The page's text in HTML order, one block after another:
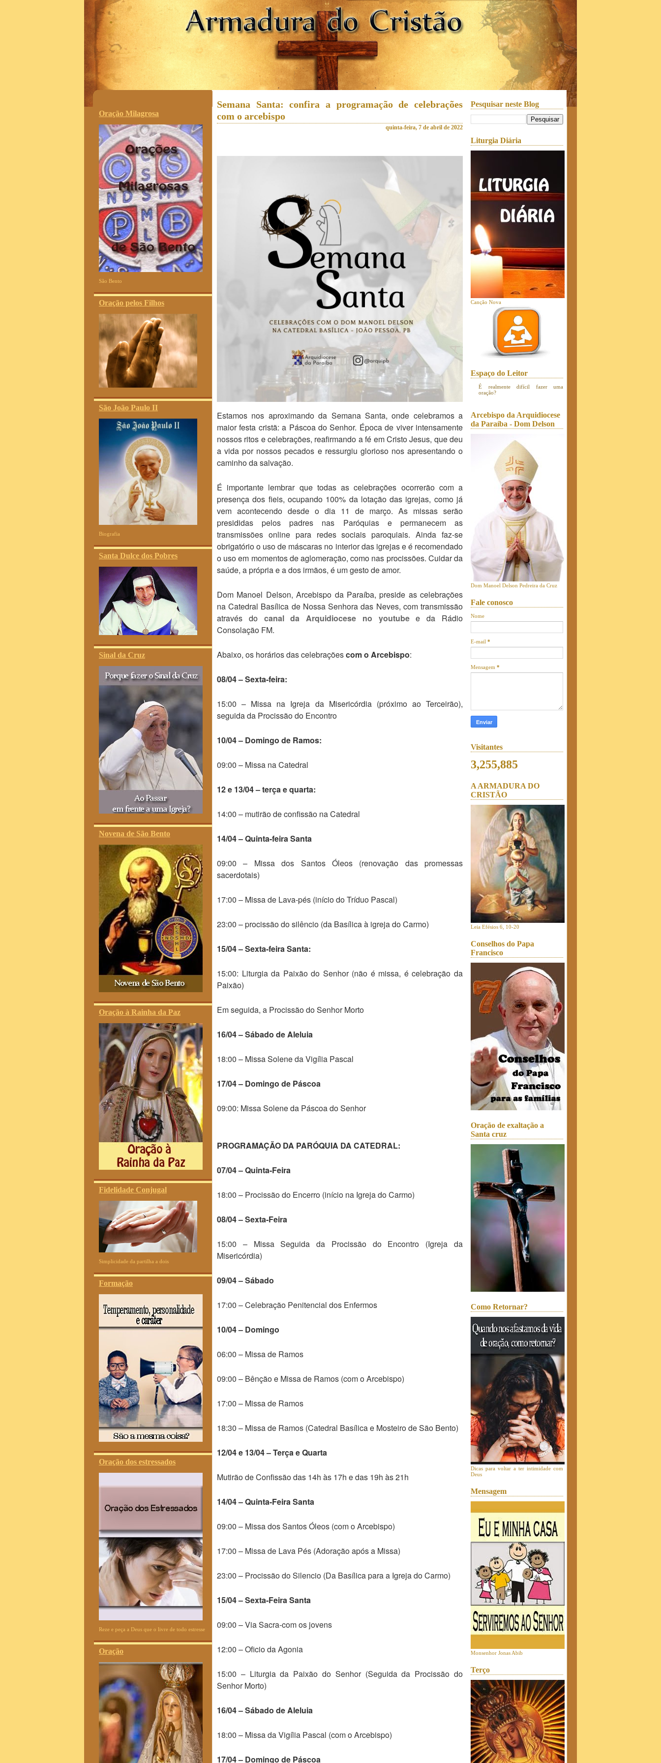
.
Oração Milagrosa
São Bento
Oração pelos Filhos
São João Paulo II
Biografia
Santa Dulce dos Pobres
Sinal da Cruz
Novena de São Bento
Oração à Rainha da Paz
Fidelidade Conjugal
Simplicidade da partilha a dois
Formação
Oração dos estressados
Reze e peça a Deus que o livre de todo estresse
Oração
Semana Santa: confira a programação de celebrações
com o arcebispo
quinta-feira, 7 de abril de 2022
Estamos nos aproximando da Semana Santa, onde celebramos a
maior festa cristã: a Páscoa do Senhor. Época de viver intensamente
nossos ritos e celebrações, reafirmando a fé em Cristo Jesus, que deu
a vida por nossos pecados e ressurgiu glorioso nos apresentando o
caminho da salvação.
É importante lembrar que todas as celebrações ocorrerão com a
presença dos fieis, ocupando 100% da lotação das igrejas, como já
vem acontecendo desde o dia 11 de março. As missas serão
presididas pelos padres nas Paróquias e permanecem as
transmissões online para redes sociais paroquiais. Ainda faz-se
obrigatório o uso de máscaras no interior das igrejas e é recomendado
o uso em momentos de aglomeração, como nas procissões. Cuidar da
saúde, a própria e a dos irmãos, é um gesto de amor.
Dom Manoel Delson, Arcebispo da Paraíba, preside as celebrações
na Catedral Basílica de Nossa Senhora das Neves, com transmissão
através do canal da Arquidiocese no youtubee da Rádio
Consolação FM.
Abaixo, os horários das celebraçõescom o Arcebispo:
08/04 – Sexta-feira:
15:00 – Missa na Igreja da Misericórdia (próximo ao Terceirão),
seguida da Procissão do Encontro
10/04 – Domingo de Ramos:
09:00 – Missa na Catedral
12 e 13/04 – terça e quarta:
14:00 – mutirão de confissão na Catedral
14/04 – Quinta-feira Santa
09:00 – Missa dos Santos Óleos (renovação das promessas
sacerdotais)
17:00 – Missa de Lava-pés (início do Tríduo Pascal)
23:00 – procissão do silêncio (da Basílica à igreja do Carmo)
15/04 – Sexta-feira Santa:
15:00: Liturgia da Paixão do Senhor (não é missa, é celebração da
Paixão)
Em seguida, a Procissão do Senhor Morto
16/04 – Sábado de Aleluia
18:00 – Missa Solene da Vigília Pascal
17/04 – Domingo de Páscoa
09:00: Missa Solene da Páscoa do Senhor
PROGRAMAÇÃO DA PARÓQUIA DA CATEDRAL:
07/04 – Quinta-Feira
18:00 – Procissão do Encerro (início na Igreja do Carmo)
08/04 – Sexta-Feira
15:00 – Missa Seguida da Procissão do Encontro (Igreja da
Misericórdia)
09/04 – Sábado
17:00 – Celebração Penitencial dos Enfermos
10/04 – Domingo
06:00 – Missa de Ramos
09:00 – Bênção e Missa de Ramos (com o Arcebispo)
17:00 – Missa de Ramos
18:30 – Missa de Ramos (Catedral Basílica e Mosteiro de São Bento)
12/04 e 13/04 – Terça e Quarta
Mutirão de Confissão das 14h às 17h e das 19h às 21h
14/04 – Quinta-Feira Santa
09:00 – Missa dos Santos Óleos (com o Arcebispo)
17:00 – Missa de Lava Pés (Adoração após a Missa)
23:00 – Procissão do Silencio (Da Basílica para a Igreja do Carmo)
15/04 – Sexta-Feira Santa
09:00 – Via Sacra-com os jovens
12:00 – Oficio da Agonia
15:00 – Liturgia da Paixão do Senhor (Seguida da Procissão do
Senhor Morto)
16/04 – Sábado de Aleluia
18:00 – Missa da Vigília Pascal (com o Arcebispo)
17/04 – Domingo de Páscoa
Pesquisar neste Blog
Liturgia Diária
Canção Nova
Espaço do Leitor
É realmente difícil fazer uma
oração?
Arcebispo da Arquidiocese
da Paraíba - Dom Delson
Dom Manoel Delson Pedreira da Cruz
Fale conosco
Nome
E-mail *
Mensagem *
Visitantes
3,255,885
A ARMADURA DO
CRISTÃO
Leia Efésios 6, 10-20
Conselhos do Papa
Francisco
Oração de exaltação a
Santa cruz
Como Retornar?
Dicas para voltar a ter intimidade com
Deus
Mensagem
Monsenhor Jonas Abib
Terço